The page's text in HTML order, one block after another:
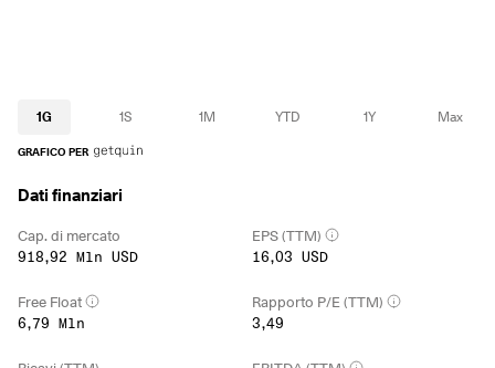
1G 1S 1M YTD 1Y Max
GRAFICO PER
Dati finanziari
Cap. di mercato
918,92 Mln USD
EPS (TTM)
16,03 USD
Free Float
6,79 Mln
Rapporto P/E (TTM)
3,49